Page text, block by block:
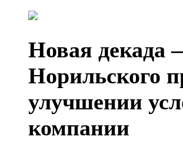
Новая декада
Норильского
улучшении
компании